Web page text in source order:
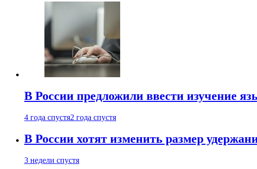
В России предложили ввести изучение
4 года спустя2 года спустя
В России хотят изменить размер
3 недели спустя